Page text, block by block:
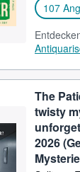
107
The
twisty
2026